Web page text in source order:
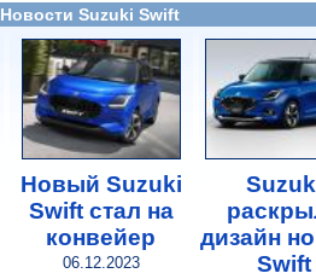
Новости Suzuki Swift
Новый Suzuki
Swift стал на
конвейер
06.12.2023
дизайн
Swift